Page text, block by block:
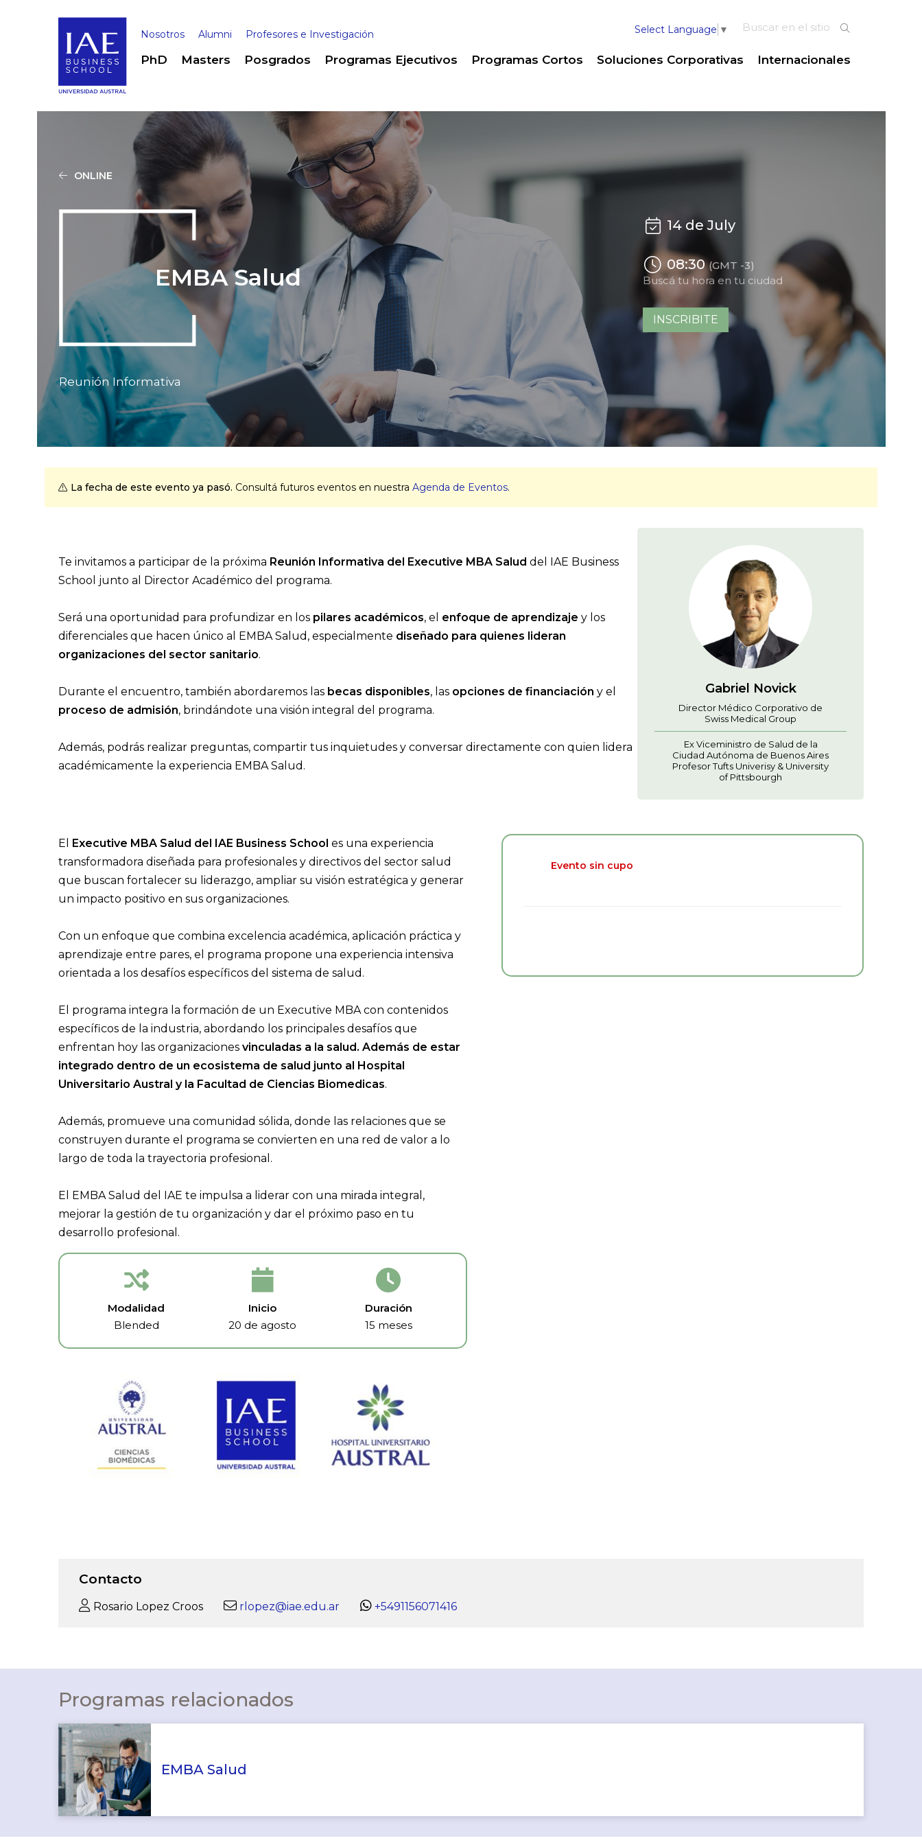
Select Language ▼
Nosotros Alumni Profesores e Investigación
PhD Masters Posgrados Programas Ejecutivos Programas Cortos Soluciones Corporativas Internacionales
ONLINE
EMBA Salud
Reunión Informativa
14 de July
08:30(GMT -3)
Buscá tu hora en tu ciudad
INSCRIBITE
La fecha de este evento ya pasó. Consultá futuros eventos en nuestra Agenda de Eventos.
Te invitamos a participar de la próxima Reunión Informativa del Executive MBA Salud del IAE Business
School junto al Director Académico del programa.
Será una oportunidad para profundizar en los pilares académicos, el enfoque de aprendizaje y los
diferenciales que hacen único al EMBA Salud, especialmente diseñado para quienes lideran
organizaciones del sector sanitario.
Durante el encuentro, también abordaremos las becas disponibles, las opciones de financiación y el
proceso de admisión, brindándote una visión integral del programa.
Además, podrás realizar preguntas, compartir tus inquietudes y conversar directamente con quien lidera
académicamente la experiencia EMBA Salud.
Gabriel Novick
Director Médico Corporativo de
Swiss Medical Group
Ex Viceministro de Salud de la
Ciudad Autónoma de Buenos Aires
Profesor Tufts Univerisy & University
of Pittsbourgh
El Executive MBA Salud del IAE Business School es una experiencia
transformadora diseñada para profesionales y directivos del sector salud
que buscan fortalecer su liderazgo, ampliar su visión estratégica y generar
un impacto positivo en sus organizaciones.
Con un enfoque que combina excelencia académica, aplicación práctica y
aprendizaje entre pares, el programa propone una experiencia intensiva
orientada a los desafíos específicos del sistema de salud.
El programa integra la formación de un Executive MBA con contenidos
específicos de la industria, abordando los principales desafíos que
enfrentan hoy las organizaciones vinculadas a la salud. Además de estar
integrado dentro de un ecosistema de salud junto al Hospital
Universitario Austral y la Facultad de Ciencias Biomedicas.
Además, promueve una comunidad sólida, donde las relaciones que se
construyen durante el programa se convierten en una red de valor a lo
largo de toda la trayectoria profesional.
El EMBA Salud del IAE te impulsa a liderar con una mirada integral,
mejorar la gestión de tu organización y dar el próximo paso en tu
desarrollo profesional.
Modalidad
Blended
Inicio
20 de agosto
Duración
15 meses
Evento sin cupo
Contacto
Rosario Lopez Croos rlopez@iae.edu.ar +5491156071416
Programas relacionados
EMBA Salud